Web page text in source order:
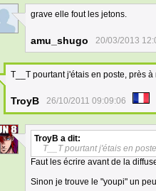
grave elle fout les jetons.
amu_shugo 20/03/2013
T__T pourtant j'étais en poste, près
TroyB 26/10/2011 09:09:06
TroyB a dit:
T__T pourtant j'étais en
Faut les écrire avant de la
Sinon je trouve le "youpi" un